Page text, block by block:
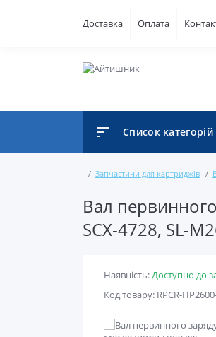
Доставка Оплата
Список категорій
Запчастини для картриджів
Вал
SCX-4728, SL-
Наявність:Доступно до
Код товару: RPCR-